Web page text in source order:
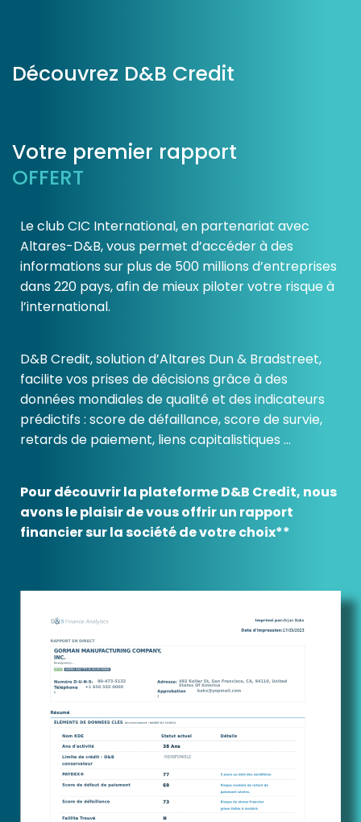
Découvrez D&B Credit
Votre premier rapport
OFFERT
Le club CIC International, en partenariat avec
Altares-D&B, vous permet d’accéder à des
informations sur plus de 500 millions d’entreprises
dans 220 pays, afin de mieux piloter votre risque à
l’international.
D&B Credit, solution d’Altares Dun & Bradstreet,
facilite vos prises de décisions grâce à des
données mondiales de qualité et des indicateurs
prédictifs : score de défaillance, score de survie,
retards de paiement, liens capitalistiques …
Pour découvrir la plateforme D&B Credit, nous
avons le plaisir de vous offrir un rapport
financier sur la société de votre choix**